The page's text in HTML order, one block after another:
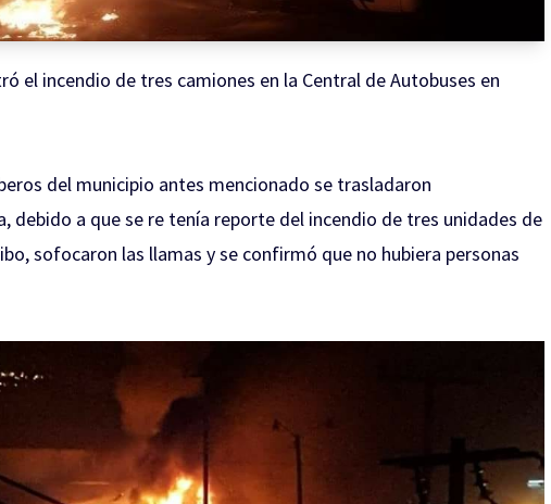
el incendio de tres camiones en la Central de Autobuses en
del municipio antes mencionado se trasladaron
debido a que se re tenía reporte del incendio de tres unidades de
sofocaron las llamas y se confirmó que no hubiera personas